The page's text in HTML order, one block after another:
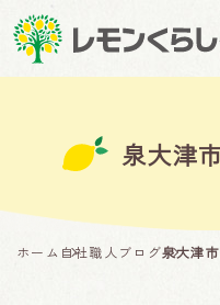
泉大津
ホーム 自社職人ブログ泉大津